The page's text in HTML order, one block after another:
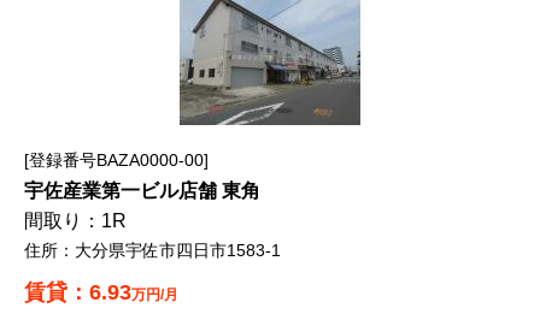
登録番号BAZA0000-00
宇佐産業第一ビル店舗 東角
1R
大分県宇佐市四日市1583-1
6.93万円/月